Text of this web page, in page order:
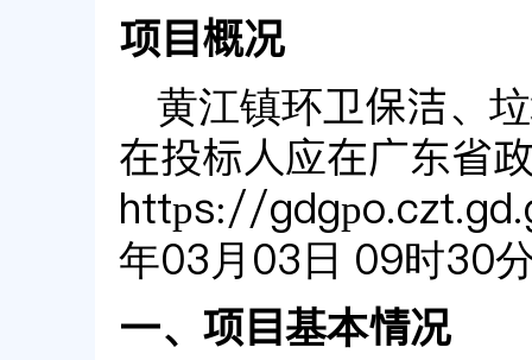
项目概况
黄江镇环卫保洁、
在投标人应在广东省
https://
年03月03日 09时30
一、项目基本情况